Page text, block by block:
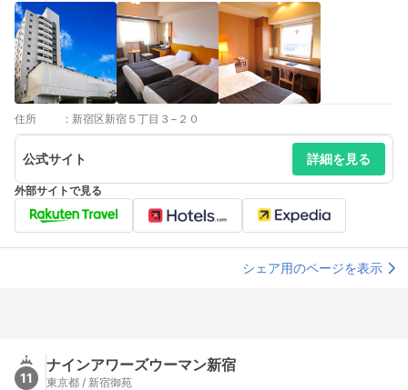
住所 : 新宿区新宿５丁目３−２０
公式サイト 詳細を見る
外部サイトで見る
シェア用のページを表示
11
ナインアワーズウーマン新宿
東京都 / 新宿御苑